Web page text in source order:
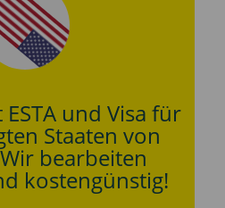
und Visa für
Staaten von
bearbeiten
kostengünstig!